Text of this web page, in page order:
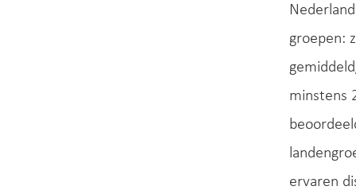
groepen:
minstens
ervaren